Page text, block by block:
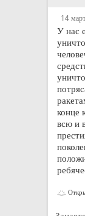
14
У нас
конце
всю и